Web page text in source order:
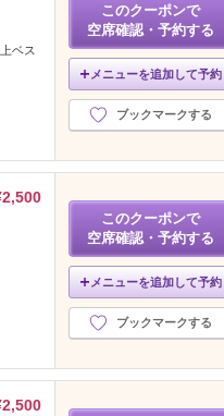
ベス
このクーポンで
空席確認・予約する
メニューを追加して予約
ブックマークする
このクーポンで
空席確認・予約する
メニューを追加して予約
ブックマークする